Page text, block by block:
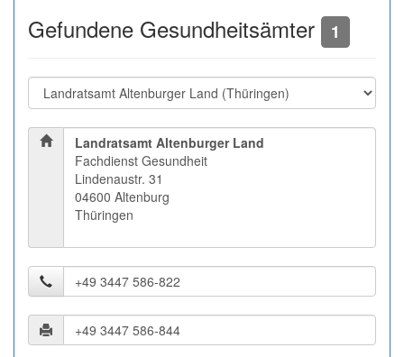
Gefundene Gesundheitsämter 1
Landratsamt Altenburger Land
Fachdienst Gesundheit
Lindenaustr. 31
04600 Altenburg
Thüringen